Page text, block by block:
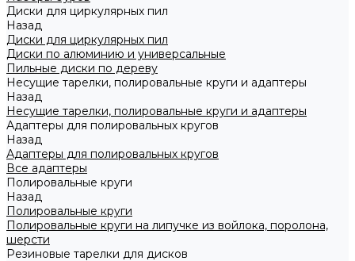
Диски для циркулярных пил
Назад
Диски для циркулярных пил
Диски по алюминию и универсальные
Пильные диски по дереву
Несущие тарелки, полировальные круги и адаптеры
Назад
Несущие тарелки, полировальные круги и адаптеры
Адаптеры для полировальных кругов
Назад
Адаптеры для полировальных кругов
Все адаптеры
Полировальные круги
Назад
Полировальные круги
Полировальные круги на липучке из войлока, поролона,
шерсти
Резиновые тарелки для дисков